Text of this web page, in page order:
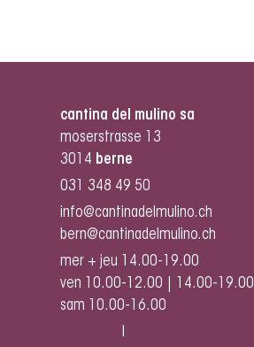
cantina del mulino sa
moserstrasse 13
3014 berne
031 348 49 50
info@cantinadelmulino.ch
bern@cantinadelmulino.ch
mer + jeu 14.00-19.00
ven 10.00-12.00 | 14.00-19.00
sam 10.00-16.00